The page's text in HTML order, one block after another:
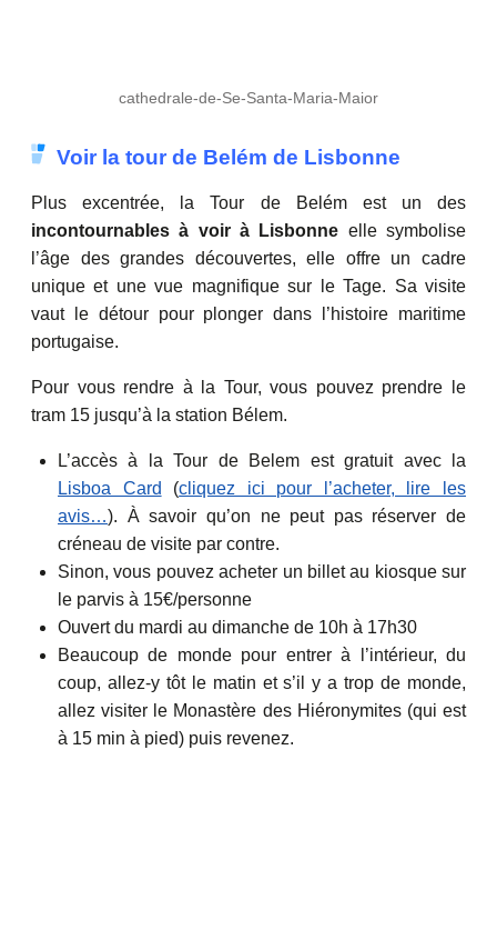
cathedrale-de-Se-Santa-Maria-Maior
Voir la tour de Belém de Lisbonne
Plus excentrée, la Tour de Belém est un des
incontournables à voir à Lisbonne elle symbolise
l’âge des grandes découvertes, elle offre un cadre
unique et une vue magnifique sur le Tage. Sa visite
vaut le détour pour plonger dans l’histoire maritime
portugaise.
Pour vous rendre à la Tour, vous pouvez prendre le
tram 15 jusqu’à la station Bélem.
L’accès à la Tour de Belem est gratuit avec la
Lisboa Card (cliquez ici pour l’acheter, lire les
avis…). À savoir qu’on ne peut pas réserver de
créneau de visite par contre.
Sinon, vous pouvez acheter un billet au kiosque sur
le parvis à 15€/personne
Ouvert du mardi au dimanche de 10h à 17h30
Beaucoup de monde pour entrer à l’intérieur, du
coup, allez-y tôt le matin et s’il y a trop de monde,
allez visiter le Monastère des Hiéronymites (qui est
à 15 min à pied) puis revenez.